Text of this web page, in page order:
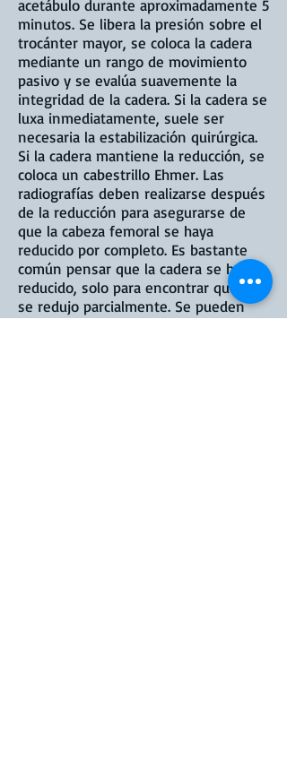
acetábulo durante aproximadamente 5
minutos. Se libera la presión sobre el
trocánter mayor, se coloca la cadera
mediante un rango de movimiento
pasivo y se evalúa suavemente la
integridad de la cadera. Si la cadera se
luxa inmediatamente, suele ser
necesaria la estabilización quirúrgica.
Si la cadera mantiene la reducción, se
coloca un cabestrillo Ehmer. Las
radiografías deben realizarse después
de la reducción para asegurarse de
que la cabeza femoral se haya
reducido por completo. Es bastante
común pensar que la cadera se ha
reducido, solo para encontrar que solo
se redujo parcialmente. Se pueden